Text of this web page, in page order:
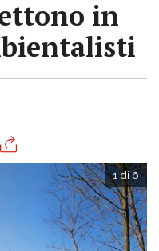
in
1 di 6